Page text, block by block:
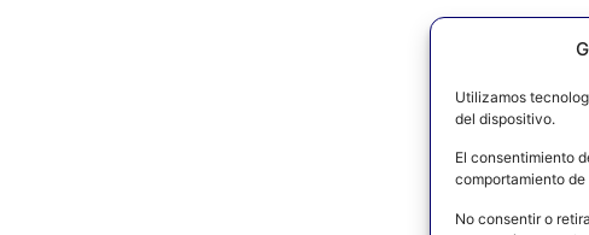
Utilizamos
del dispositivo.
El consentimiento
comportamiento
No consentir o